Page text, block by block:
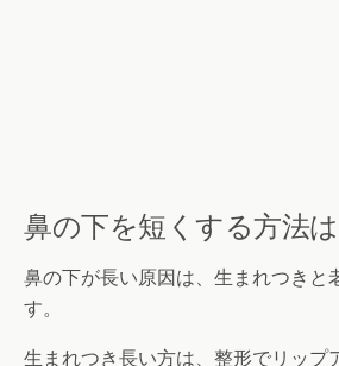
鼻の下を短くする方法
鼻の下が長い原因は、生まれつきと
す。
生まれつき長い方は、整形でリップ